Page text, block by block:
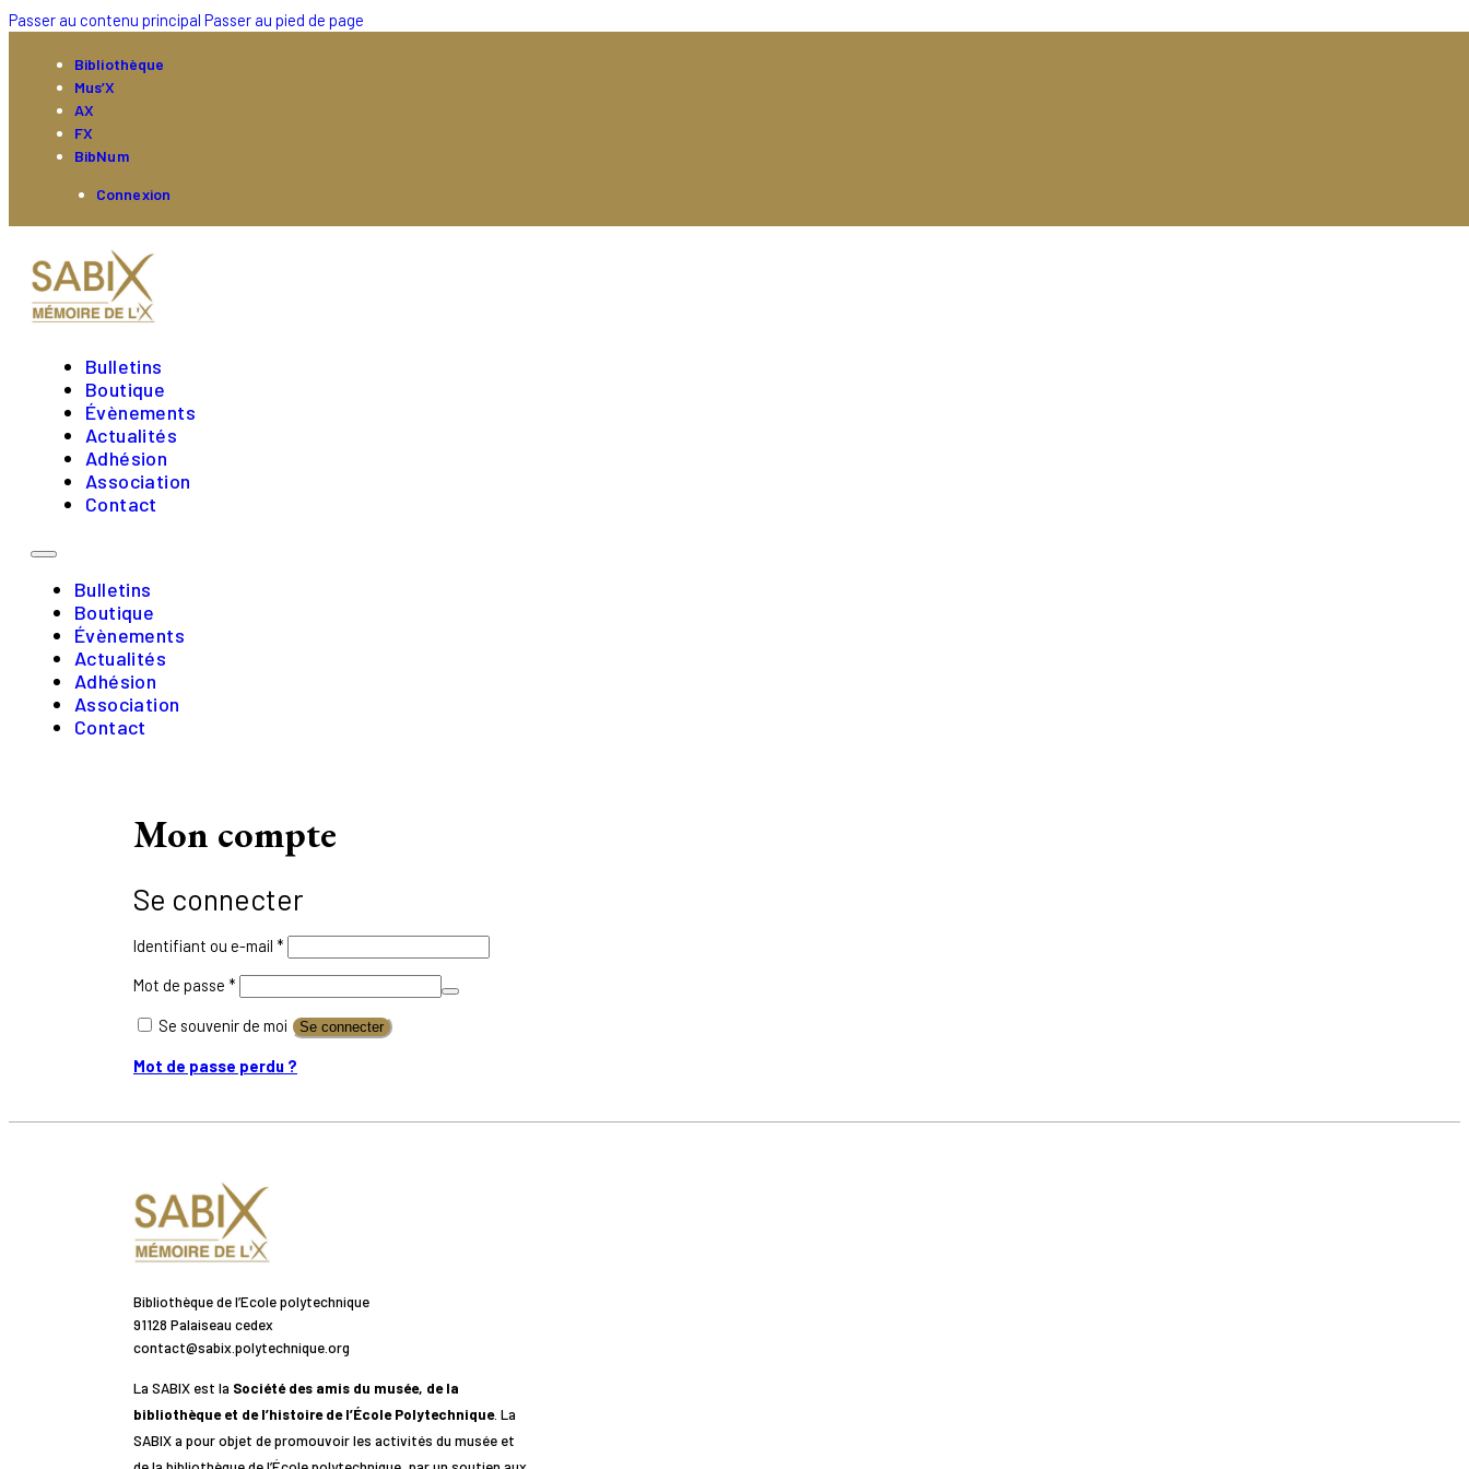
Passer au contenu principal Passer au pied de page
Bibliothèque
Mus’X
AX
FX
BibNum
Connexion
Bulletins
Boutique
Évènements
Actualités
Adhésion
Association
Contact
Bulletins
Boutique
Évènements
Actualités
Adhésion
Association
Contact
Mon compte
Se connecter
Identifiant ou e-mail *
Mot de passe *
Se souvenir de moi Se connecter
Mot de passe perdu ?
Bibliothèque de l’Ecole polytechnique
91128 Palaiseau cedex
contact@sabix.polytechnique.org
La SABIX est la Société des amis du musée, de la
bibliothèque et de l’histoire de l’École Polytechnique. La
SABIX a pour objet de promouvoir les activités du musée et